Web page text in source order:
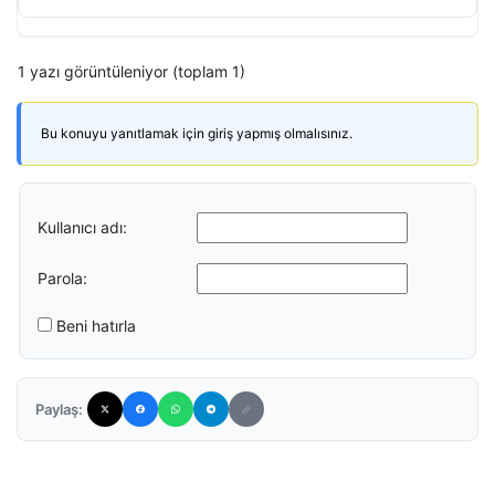
1 yazı görüntüleniyor (toplam 1)
Bu konuyu yanıtlamak için giriş yapmış olmalısınız.
Kullanıcı adı:
Parola:
Beni hatırla
Paylaş: